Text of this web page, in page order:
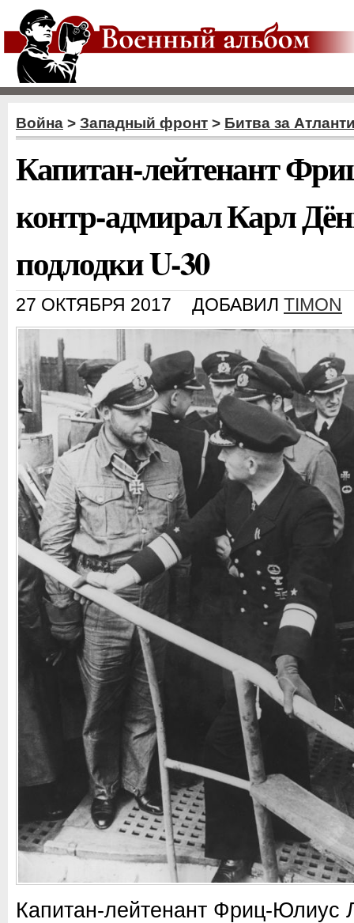
Война > Западный фронт > Битва за
Капитан-лейтенант
контр-адмирал Карл
подлодки U-30
27 ОКТЯБРЯ 2017 ДОБАВИЛ TIMON
Капитан-лейтенант Фриц-Юлиус